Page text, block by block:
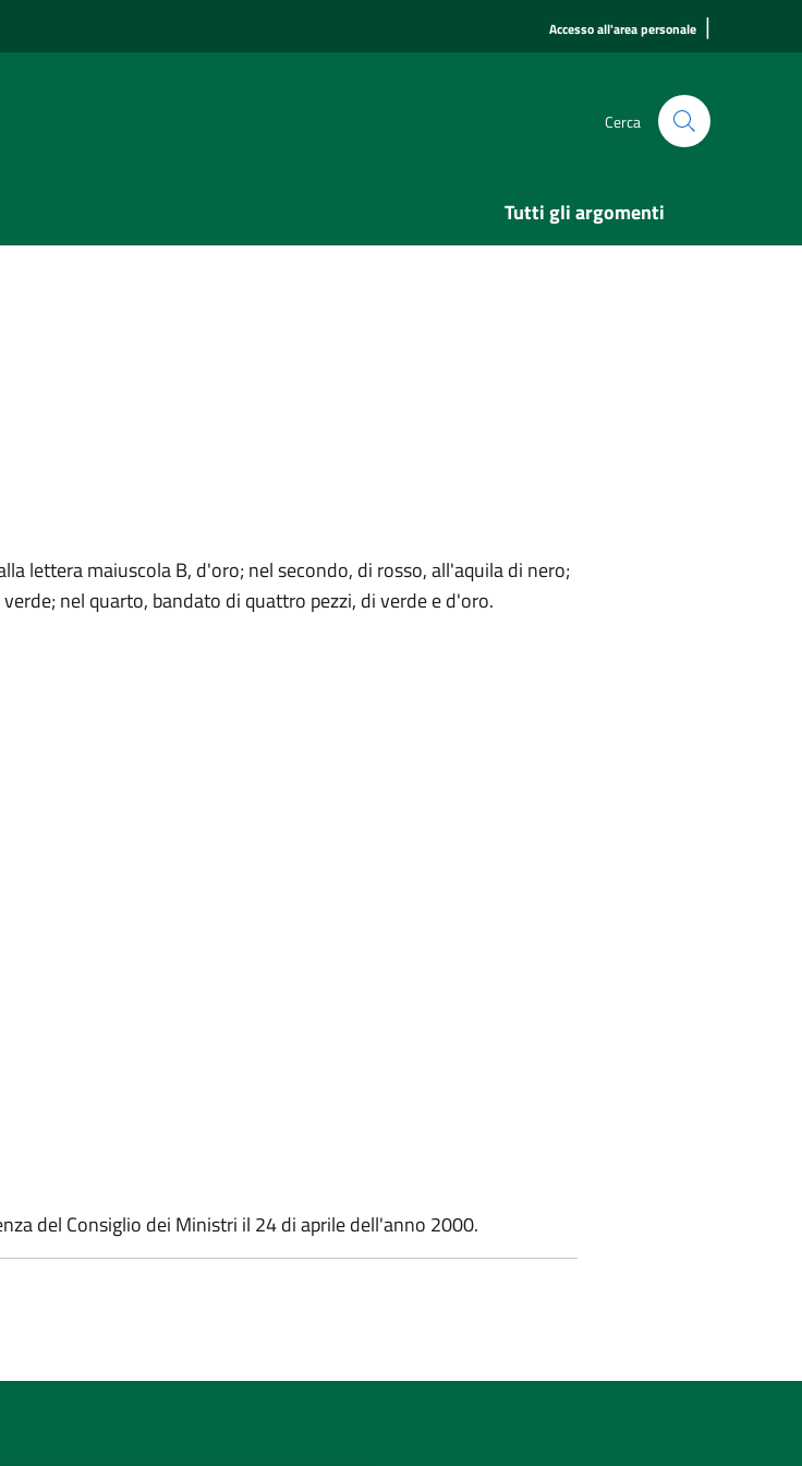
Accesso all'area personale |
Cerca
Tutti gli argomenti
lettera maiuscola B, d'oro; nel secondo, di rosso, all'aquila di nero;
nel quarto, bandato di quattro pezzi, di verde e d'oro.
del Consiglio dei Ministri il 24 di aprile dell'anno 2000.